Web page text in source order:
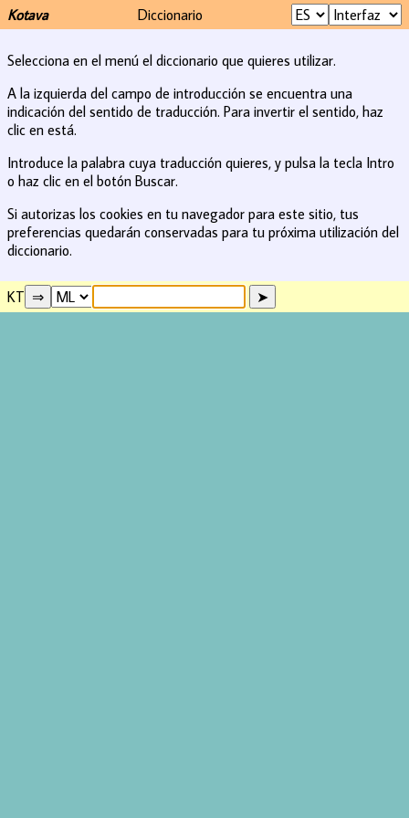
Kotava Diccionario
Selecciona en el menú el diccionario que quieres utilizar.
A la izquierda del campo de introducción se encuentra una
indicación del sentido de traducción. Para invertir el sentido, haz
clic en está.
Introduce la palabra cuya traducción quieres, y pulsa la tecla Intro
o haz clic en el botón Buscar.
Si autorizas los cookies en tu navegador para este sitio, tus
preferencias quedarán conservadas para tu próxima utilización del
diccionario.
KT